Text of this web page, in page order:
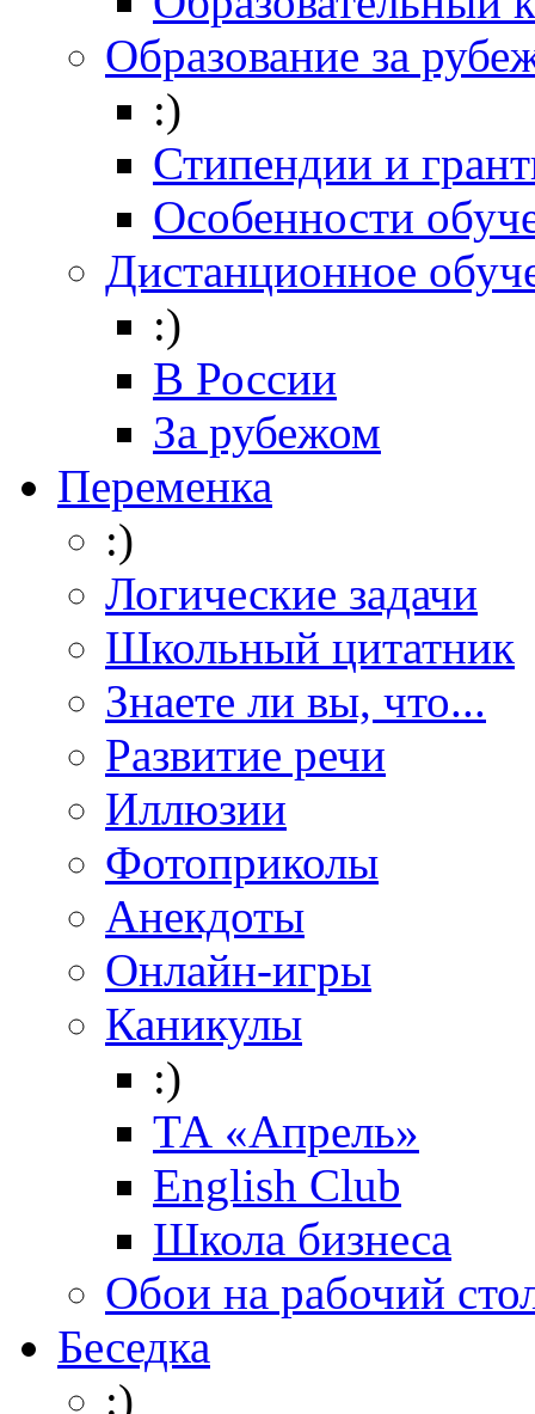
Образование за
:)
Стипендии и
Особенности
Дистанционное
:)
В России
За рубежом
Переменка
:)
Логические задачи
Школьный цитатник
Знаете ли вы, что...
Развитие речи
Иллюзии
Фотоприколы
Анекдоты
Онлайн-игры
Каникулы
:)
ТА «Апрель»
English Club
Школа бизнеса
Обои на рабочий
Беседка
:)